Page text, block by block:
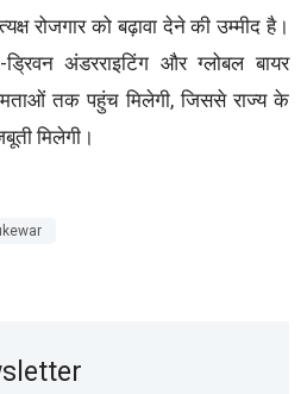
रोजगार को बढ़ावा देने की उम्मीद है।
ड्रिवन अंडरराइटिंग और ग्लोबल बायर
तक पहुंच मिलेगी, जिससे राज्य के
मिलेगी।